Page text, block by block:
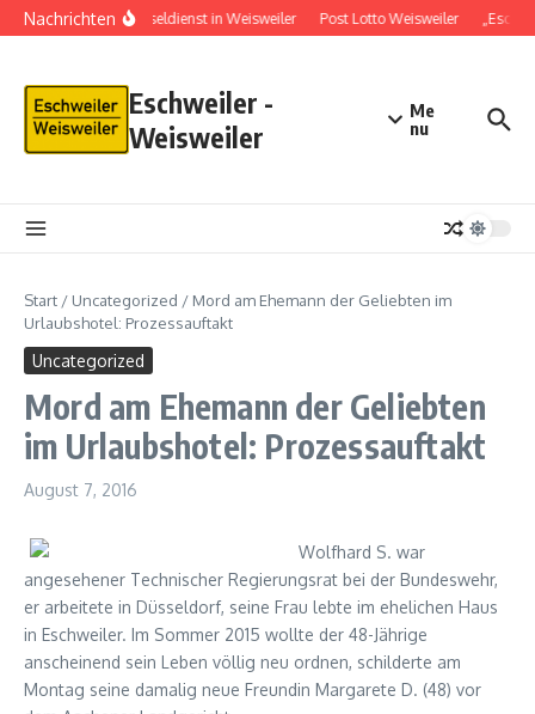
NachrichtenSchlüsseldienst in Weisweiler Post Lotto Weisweiler
Eschweiler -
Weisweiler
Me
nu
Start / Uncategorized / Mord am Ehemann der Geliebten im
Urlaubshotel: Prozessauftakt
Uncategorized
Mord am Ehemann der Geliebten
im Urlaubshotel: Prozessauftakt
August 7, 2016
Wolfhard S. war
angesehener Technischer Regierungsrat bei der Bundeswehr,
er arbeitete in Düsseldorf, seine Frau lebte im ehelichen Haus
in Eschweiler. Im Sommer 2015 wollte der 48-Jährige
anscheinend sein Leben völlig neu ordnen, schilderte am
Montag seine damalig neue Freundin Margarete D. (48) vor